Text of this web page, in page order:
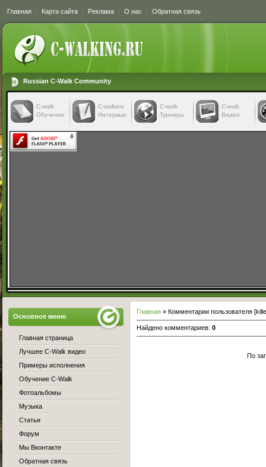
Главная Карта сайта Реклама О нас Обратная связь
Russian C-Walk Community
C-walk
Обучение
C-walkers
Интервью
С-walk
Турниры
С-walk
Видео
Главная » Комментарии пользователя
Найдено комментариев: 0
По
Основное меню
Главная страница
Лучшее C-Walk видео
Примеры исполнения
Обучение C-Walk
Фотоальбомы
Музыка
Статьи
Форум
Мы Вконтакте
Обратная связь